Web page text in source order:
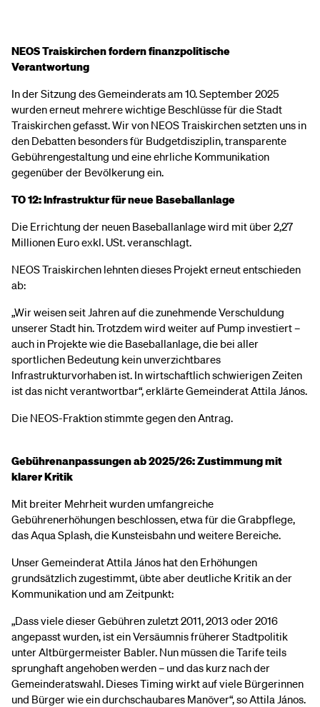
NEOS Traiskirchen fordern finanzpolitische
Verantwortung
In der Sitzung des Gemeinderats am 10. September 2025
wurden erneut mehrere wichtige Beschlüsse für die Stadt
Traiskirchen gefasst. Wir von NEOS Traiskirchen setzten uns in
den Debatten besonders für Budgetdisziplin, transparente
Gebührengestaltung und eine ehrliche Kommunikation
gegenüber der Bevölkerung ein.
TO 12: Infrastruktur für neue Baseballanlage
Die Errichtung der neuen Baseballanlage wird mit über 2,27
Millionen Euro exkl. USt. veranschlagt.
NEOS Traiskirchen lehnten dieses Projekt erneut entschieden
ab:
„Wir weisen seit Jahren auf die zunehmende Verschuldung
unserer Stadt hin. Trotzdem wird weiter auf Pump investiert –
auch in Projekte wie die Baseballanlage, die bei aller
sportlichen Bedeutung kein unverzichtbares
Infrastrukturvorhaben ist. In wirtschaftlich schwierigen Zeiten
ist das nicht verantwortbar“, erklärte Gemeinderat Attila János.
Die NEOS-Fraktion stimmte gegen den Antrag.
Gebührenanpassungen ab 2025/26: Zustimmung mit
klarer Kritik
Mit breiter Mehrheit wurden umfangreiche
Gebührenerhöhungen beschlossen, etwa für die Grabpflege,
das Aqua Splash, die Kunsteisbahn und weitere Bereiche.
Unser Gemeinderat Attila János hat den Erhöhungen
grundsätzlich zugestimmt, übte aber deutliche Kritik an der
Kommunikation und am Zeitpunkt:
„Dass viele dieser Gebühren zuletzt 2011, 2013 oder 2016
angepasst wurden, ist ein Versäumnis früherer Stadtpolitik
unter Altbürgermeister Babler. Nun müssen die Tarife teils
sprunghaft angehoben werden – und das kurz nach der
Gemeinderatswahl. Dieses Timing wirkt auf viele Bürgerinnen
und Bürger wie ein durchschaubares Manöver“, so Attila János.